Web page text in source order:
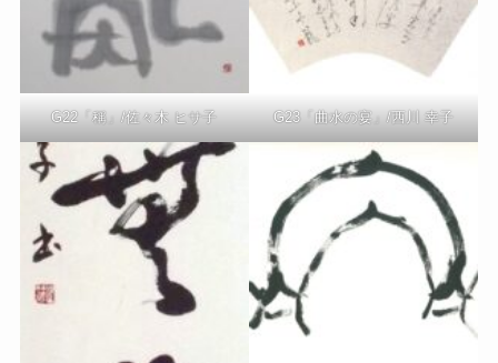
G22「稱」/佐々木 ヒサ子 G23「曲水の宴」/西川 幸子